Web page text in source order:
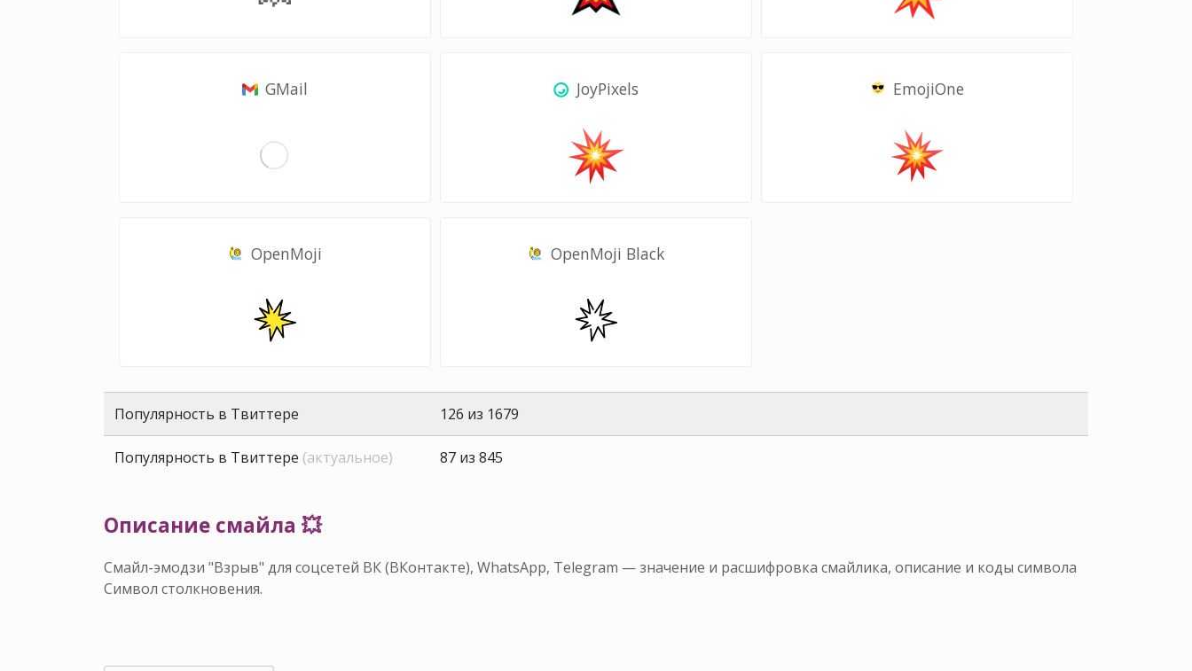
GMail JoyPixels EmojiOne
OpenMoji OpenMoji Black
Популярность в Твиттере 126 из 1679
Популярность в Твиттере (актуальное) 87 из 845
Описание смайла 💥
Смайл-эмодзи "Взрыв" для соцсетей ВК (ВКонтакте), WhatsApp, Telegram — значение и расшифровка смайлика, описание и коды символа
Символ столкновения.